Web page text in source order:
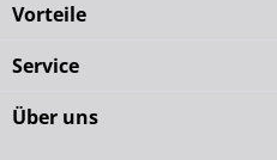
Vorteile
Service
Über uns